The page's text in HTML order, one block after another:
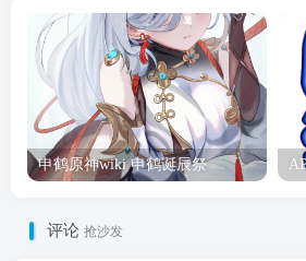
申鹤原神wiki 申鹤诞辰祭
评论 抢沙发